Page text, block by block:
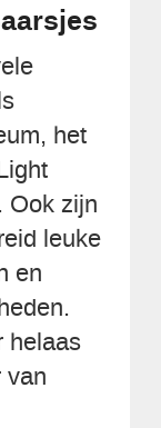
het
Ook zijn
leuke
en
helaas
van